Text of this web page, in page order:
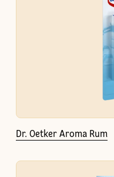
Dr. Oetker Aroma Rum